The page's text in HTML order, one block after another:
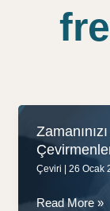
Çeviri | 26 Ocak
Zamanınızı
Read More »